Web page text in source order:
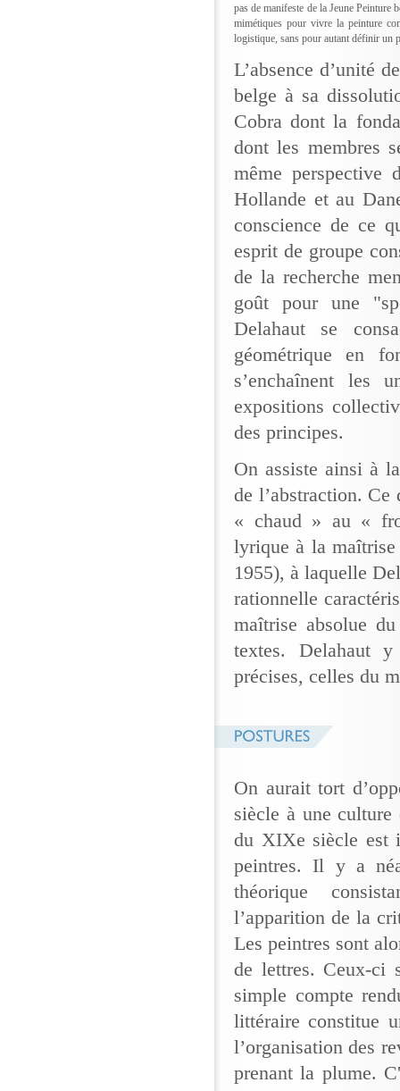
pas de manifeste de la Jeune Peinture
mimétiques pour vivre la peinture
logistique, sans pour autant définir un
L’absence d’unité
belge à sa
Cobra dont la
dont les membres
même perspective
Hollande et au
conscience de ce
esprit de groupe
de la recherche
goût pour une
Delahaut se
géométrique en
s’enchaînent les
expositions
des principes.
On assiste ainsi à
de l’abstraction. Ce
« chaud » au «
lyrique à la
1955), à laquelle
rationnelle
maîtrise absolue
textes. Delahaut
précises, celles du
On aurait tort
siècle à une
du XIXe siècle est
peintres. Il y a
théorique
l’apparition de la
Les peintres sont
de lettres. Ceux-ci
simple compte
littéraire constitue
l’organisation des
prenant la plume.